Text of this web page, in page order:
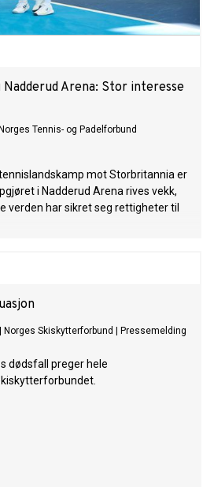
Arena: Stor interesse
Norges Tennis- og Padelforbund
mot Storbritannia er
i Nadderud Arena rives vekk,
verden har sikret seg rettigheter til
Norges Skiskytterforbund Pressemelding
dødsfall preger hele